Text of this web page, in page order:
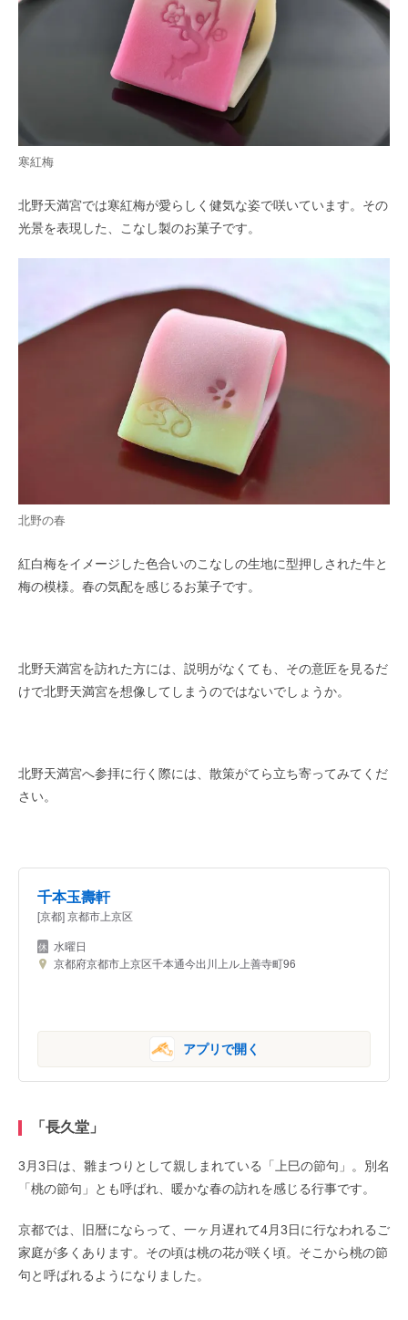
寒紅梅
北野天満宮では寒紅梅が愛らしく健気な姿で咲いています。その
光景を表現した、こなし製のお菓子です。
北野の春
紅白梅をイメージした色合いのこなしの生地に型押しされた牛と
梅の模様。春の気配を感じるお菓子です。
北野天満宮を訪れた方には、説明がなくても、その意匠を見るだ
けで北野天満宮を想像してしまうのではないでしょうか。
北野天満宮へ参拝に行く際には、散策がてら立ち寄ってみてくだ
さい。
千本玉壽軒
[京都] 京都市上京区
水曜日
京都府京都市上京区千本通今出川上ル上善寺町96
アプリで開く
「長久堂」
3月3日は、雛まつりとして親しまれている「上巳の節句」。別名
「桃の節句」とも呼ばれ、暖かな春の訪れを感じる行事です。
京都では、旧暦にならって、一ヶ月遅れて4月3日に行なわれるご
家庭が多くあります。その頃は桃の花が咲く頃。そこから桃の節
句と呼ばれるようになりました。